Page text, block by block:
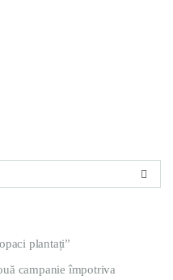
plantați”
campanie împotriva